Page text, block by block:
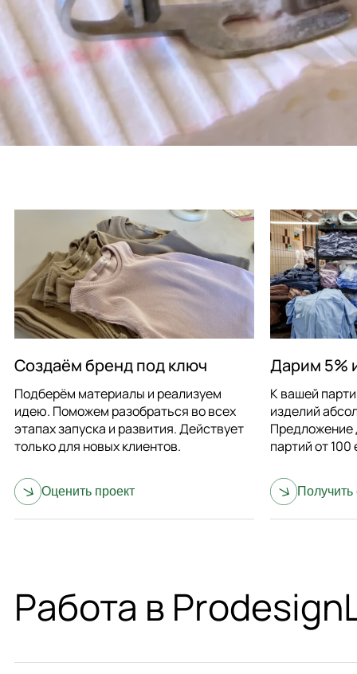
преимущества
Создаём бренд под ключ
Подберём материалы и реализуем
идею. Поможем разобраться во всех
этапах запуска и развития. Действует
только для новых клиентов.
Оценить проект
Дарим 5%
К вашей
изделий
Предложение
партий от
Получить
Работа в